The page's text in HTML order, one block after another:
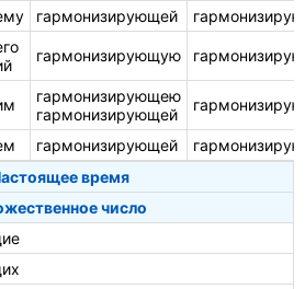
гармонизирующей
гармонизирующую
гармонизирующею
гармонизирующей
гармонизирующей
время
число